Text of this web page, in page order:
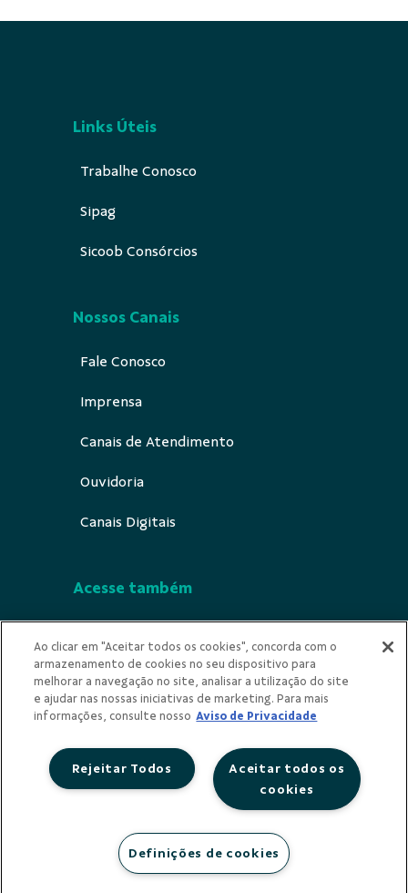
Links Úteis
Trabalhe Conosco
Sipag
Sicoob Consórcios
Nossos Canais
Fale Conosco
Imprensa
Canais de Atendimento
Ouvidoria
Canais Digitais
Acesse também
Indícios de Ilicitude
Privacidade
Ao clicar em "Aceitar todos os cookies", concorda com o
armazenamento de cookies no seu dispositivo para
melhorar a navegação no site, analisar a utilização do site
e ajudar nas nossas iniciativas de marketing. Para mais
informações, consulte nosso Aviso de Privacidade
Aceitar todos os
cookies
Rejeitar Todos
Definições de cookies